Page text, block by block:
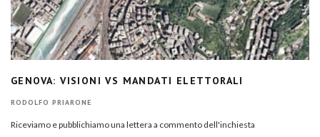
GENOVA: VISIONI VS MANDATI ELETTORALI
RODOLFO PRIARONE
Riceviamo e pubblichiamo una lettera a commento dell'inchiesta